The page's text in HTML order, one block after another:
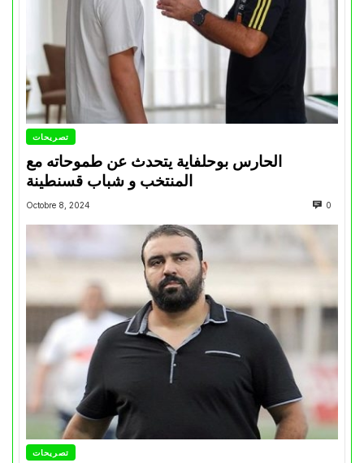
تصريحات
الحارس بوحلفاية يتحدث عن طموحاته مع
المنتخب و شباب قسنطينة
Octobre 8, 2024 0
تصريحات